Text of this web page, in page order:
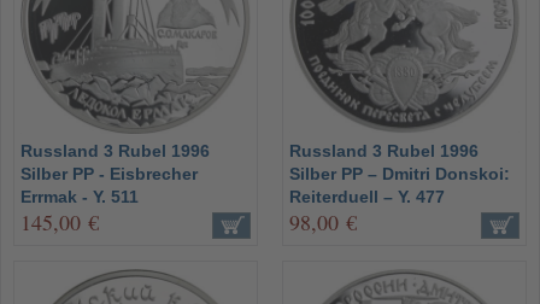
Russland 3 Rubel 1996
Silber PP - Eisbrecher
Errmak - Y. 511
145,00 €
Russland 3 Rubel 1996
Silber PP – Dmitri Donskoi:
Reiterduell – Y. 477
98,00 €